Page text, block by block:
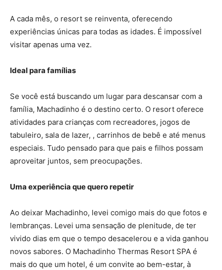
A cada mês, o resort se reinventa, oferecendo
experiências únicas para todas as idades. É impossível
visitar apenas uma vez.
Ideal para famílias
Se você está buscando um lugar para descansar com a
família, Machadinho é o destino certo. O resort oferece
atividades para crianças com recreadores, jogos de
tabuleiro, sala de lazer, , carrinhos de bebê e até menus
especiais. Tudo pensado para que pais e filhos possam
aproveitar juntos, sem preocupações.
Uma experiência que quero repetir
Ao deixar Machadinho, levei comigo mais do que fotos e
lembranças. Levei uma sensação de plenitude, de ter
vivido dias em que o tempo desacelerou e a vida ganhou
novos sabores. O Machadinho Thermas Resort SPA é
mais do que um hotel, é um convite ao bem-estar, à